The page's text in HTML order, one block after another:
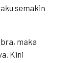
semakin
maka
Kini